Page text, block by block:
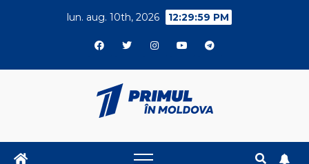
lun. aug. 10th, 2026 12:30:00 PM